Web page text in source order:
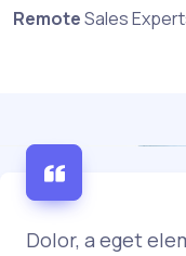
RemoteSales
Dolor, a eget